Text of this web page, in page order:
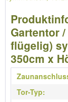
Gartentor
flügelig)
350cm x
Tor-Typ: